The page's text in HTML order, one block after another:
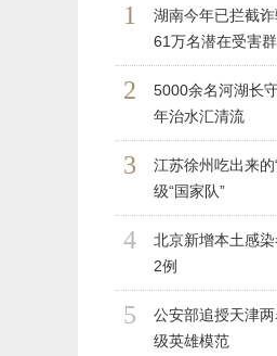
1
湖南今年已拦截
61万名潜在受害
2
5000余名河湖长
年治水汇清流
3
江苏徐州吃出来
级“国家队”
4
北京新增本土感
2例
5
公安部追授天津
级英雄模范